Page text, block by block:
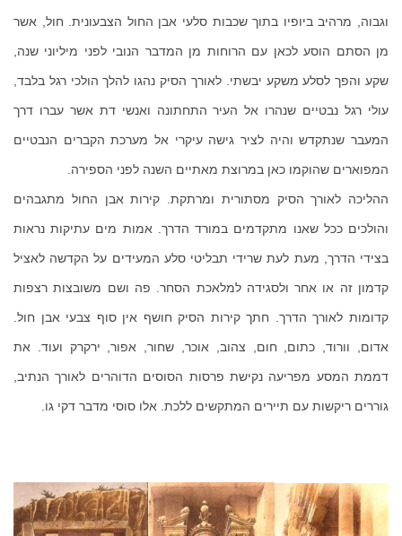
וגבוה, מרהיב ביופיו בתוך שכבות סלעי אבן החול הצבעונית. חול, אשר
מן הסתם הוסע לכאן עם הרוחות מן המדבר הנובי לפני מיליוני שנה,
שקע והפך לסלע משקע יבשתי. לאורך הסיק נהגו להלך הולכי רגל בלבד,
עולי רגל נבטיים שנהרו אל העיר התחתונה ואנשי דת אשר עברו דרך
המעבר שנתקדש והיה לציר גישה עיקרי אל מערכת הקברים הנבטיים
המפוארים שהוקמו כאן במרוצת מאתיים השנה לפני הספירה.
ההליכה לאורך הסיק מסתורית ומרתקת. קירות אבן החול מתגבהים
והולכים ככל שאנו מתקדמים במורד הדרך. אמות מים עתיקות נראות
בצידי הדרך, מעת לעת שרידי תבליטי סלע המעידים על הקדשה לאציל
קדמון זה או אחר ולסגידה למלאכת הסחר. פה ושם משובצות רצפות
קדומות לאורך הדרך. חתך קירות הסיק חושף אין סוף צבעי אבן חול.
אדום, וורוד, כתום, חום, צהוב, אוכר, שחור, אפור, ירקרק ועוד. את
דממת המסע מפריעה נקישת פרסות הסוסים הדוהרים לאורך הנתיב,
גוררים ריקשות עם תיירים המתקשים ללכת. אלו סוסי מדבר דקי גו.